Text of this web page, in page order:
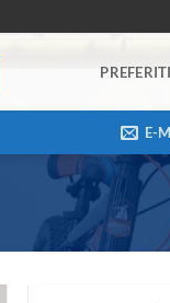
PREFERITI
E-